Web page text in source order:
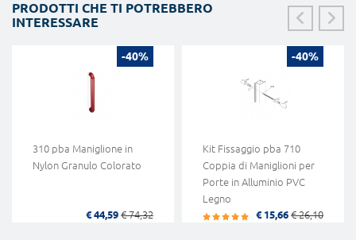
PRODOTTI CHE TI POTREBBERO
INTERESSARE
-40%
310 pba Maniglione in
Nylon Granulo Colorato
€ 44,59 € 74,32
-40%
Kit Fissaggio pba 710
Coppia di Maniglioni per
Porte in Alluminio PVC
Legno
€ 15,66 € 26,10